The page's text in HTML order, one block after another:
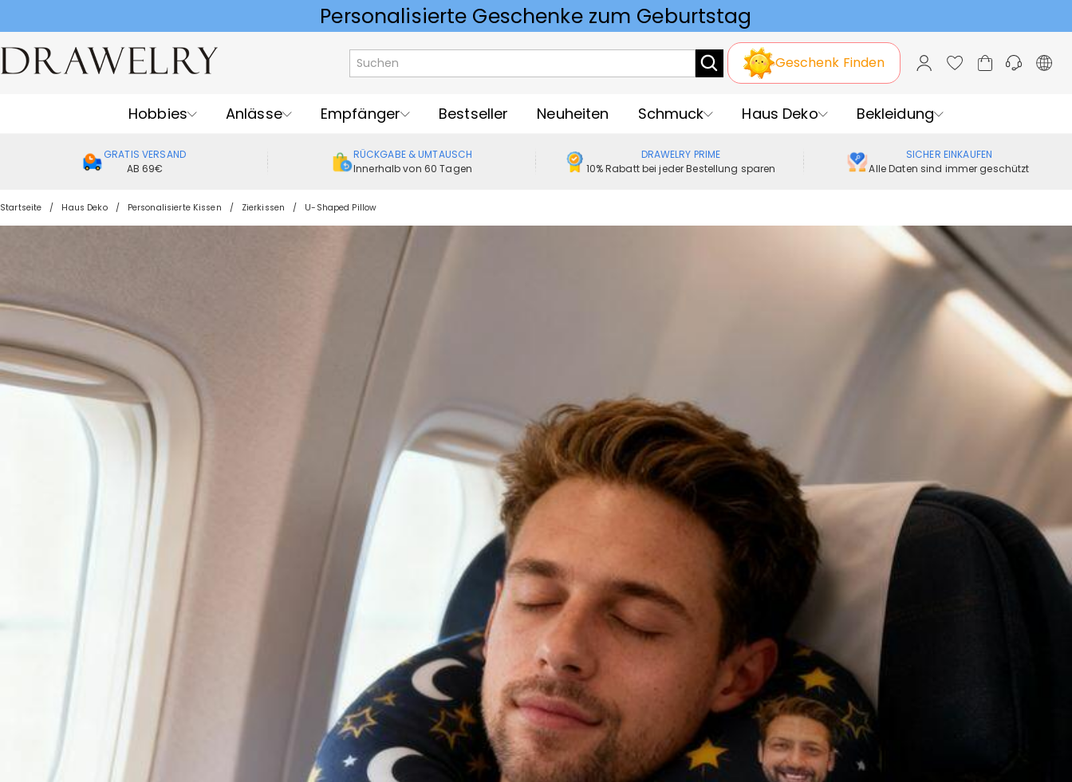
Vorlieben für Hochzeitsgeschenke
Geschenk Finden
Hobbies Anlässe Empfänger Bestseller Neuheiten Schmuck Haus Deko Bekleidung
GRATIS VERSAND
AB 69€
RÜCKGABE & UMTAUSCH
Innerhalb von 60 Tagen
DRAWELRY PRIME
10% Rabatt bei jeder Bestellung sparen
SICHER EINKAUFEN
Alle Daten sind immer geschützt
Startseite Haus Deko Personalisierte Kissen Zierkissen U-Shaped Pillow